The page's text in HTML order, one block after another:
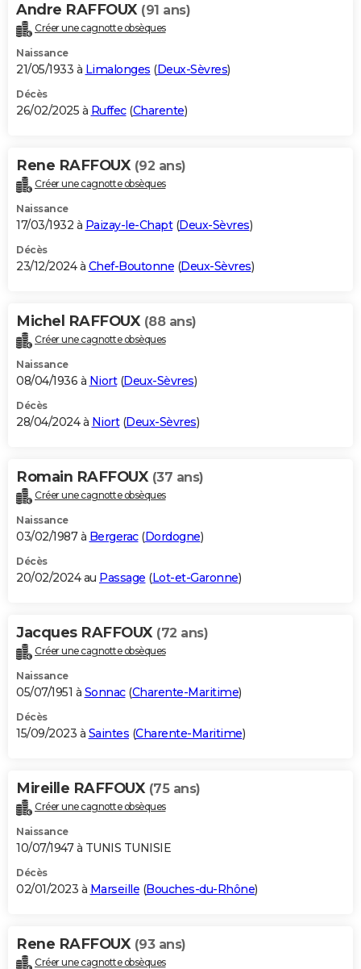
Andre RAFFOUX (91 ans)
Créer une cagnotte obsèques
Naissance
21/05/1933 à Limalonges (Deux-Sèvres)
Décès
26/02/2025 à Ruffec(Charente)
Rene RAFFOUX (92 ans)
Créer une cagnotte obsèques
Naissance
17/03/1932 à Paizay-le-Chapt(Deux-Sèvres)
Décès
23/12/2024 à Chef-Boutonne (Deux-Sèvres)
Michel RAFFOUX (88 ans)
Créer une cagnotte obsèques
Naissance
08/04/1936 à Niort(Deux-Sèvres)
Décès
28/04/2024 à Niort(Deux-Sèvres)
Romain RAFFOUX (37 ans)
Créer une cagnotte obsèques
Naissance
03/02/1987 à Bergerac(Dordogne)
Décès
20/02/2024 au Passage (Lot-et-Garonne)
Jacques RAFFOUX (72 ans)
Créer une cagnotte obsèques
Naissance
05/07/1951 à Sonnac(Charente-Maritime)
Décès
15/09/2023 à Saintes (Charente-Maritime)
Mireille RAFFOUX (75 ans)
Créer une cagnotte obsèques
Naissance
10/07/1947 à TUNIS TUNISIE
Décès
02/01/2023 à Marseille (Bouches-du-Rhône)
Rene RAFFOUX (93 ans)
Créer une cagnotte obsèques